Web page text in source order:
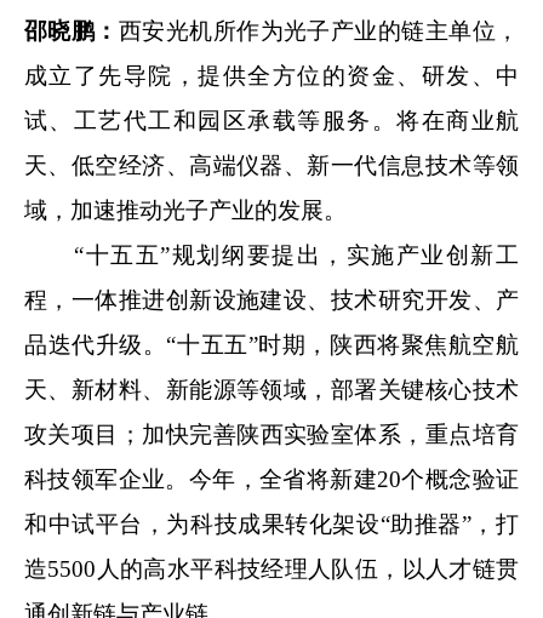
邵晓鹏： 西安光机所作为光子产业的链主单位，
成立了先导院，提供全方位的资金、研发、中
试、工艺代工和园区承载等服务。将在商业航
天、低空经济、高端仪器、新一代信息技术等领
域，加速推动光子产业的发展。
“十五五”规划纲要提出，实施产业创新工
程，一体推进创新设施建设、技术研究开发、产
品迭代升级。“十五五”时期，陕西将聚焦航空航
天、新材料、新能源等领域，部署关键核心技术
攻关项目；加快完善陕西实验室体系，重点培育
科技领军企业。今年，全省将新建20个概念验证
和中试平台，为科技成果转化架设“助推器”，打
造5500人的高水平科技经理人队伍，以人才链贯